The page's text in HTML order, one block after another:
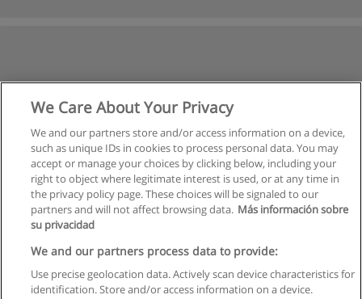
Règles d'utilisation
We Care About Your Privacy
We and our partners store and/or access information on a device,
such as unique IDs in cookies to process personal data. You may
accept or manage your choices by clicking below, including your
right to object where legitimate interest is used, or at any time in
the privacy policy page. These choices will be signaled to our
partners and will not affect browsing data. Más información sobre
su privacidad
We and our partners process data to provide:
Use precise geolocation data. Actively scan device characteristics for
identification. Store and/or access information on a device.